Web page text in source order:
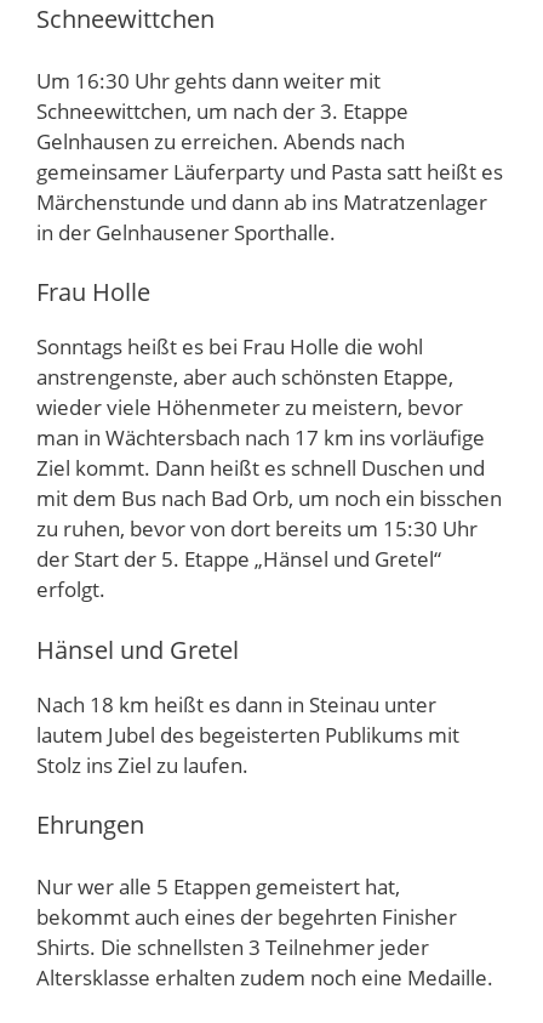
Schneewittchen
Um 16:30 Uhr gehts dann weiter mit
Schneewittchen, um nach der 3. Etappe
Gelnhausen zu erreichen. Abends nach
gemeinsamer Läuferparty und Pasta satt heißt es
Märchenstunde und dann ab ins Matratzenlager
in der Gelnhausener Sporthalle.
Frau Holle
Sonntags heißt es bei Frau Holle die wohl
anstrengenste, aber auch schönsten Etappe,
wieder viele Höhenmeter zu meistern, bevor
man in Wächtersbach nach 17 km ins vorläufige
Ziel kommt. Dann heißt es schnell Duschen und
mit dem Bus nach Bad Orb, um noch ein bisschen
zu ruhen, bevor von dort bereits um 15:30 Uhr
der Start der 5. Etappe „Hänsel und Gretel“
erfolgt.
Hänsel und Gretel
Nach 18 km heißt es dann in Steinau unter
lautem Jubel des begeisterten Publikums mit
Stolz ins Ziel zu laufen.
Ehrungen
Nur wer alle 5 Etappen gemeistert hat,
bekommt auch eines der begehrten Finisher
Shirts. Die schnellsten 3 Teilnehmer jeder
Altersklasse erhalten zudem noch eine Medaille.